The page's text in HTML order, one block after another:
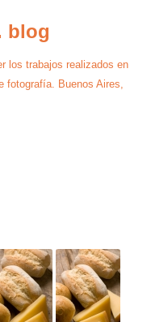
blog
los trabajos realizados en
fotografía. Buenos Aires,